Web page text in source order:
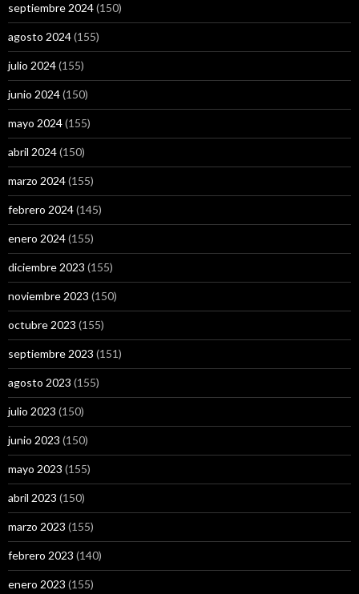
septiembre 2024(150)
agosto 2024(155)
julio 2024(155)
junio 2024(150)
mayo 2024(155)
abril 2024(150)
marzo 2024(155)
febrero 2024(145)
enero 2024(155)
diciembre 2023 (155)
noviembre 2023 (150)
octubre 2023 (155)
septiembre 2023 (151)
agosto 2023 (155)
julio 2023 (150)
junio 2023 (150)
mayo 2023 (155)
abril 2023 (150)
marzo 2023 (155)
febrero 2023 (140)
enero 2023 (155)